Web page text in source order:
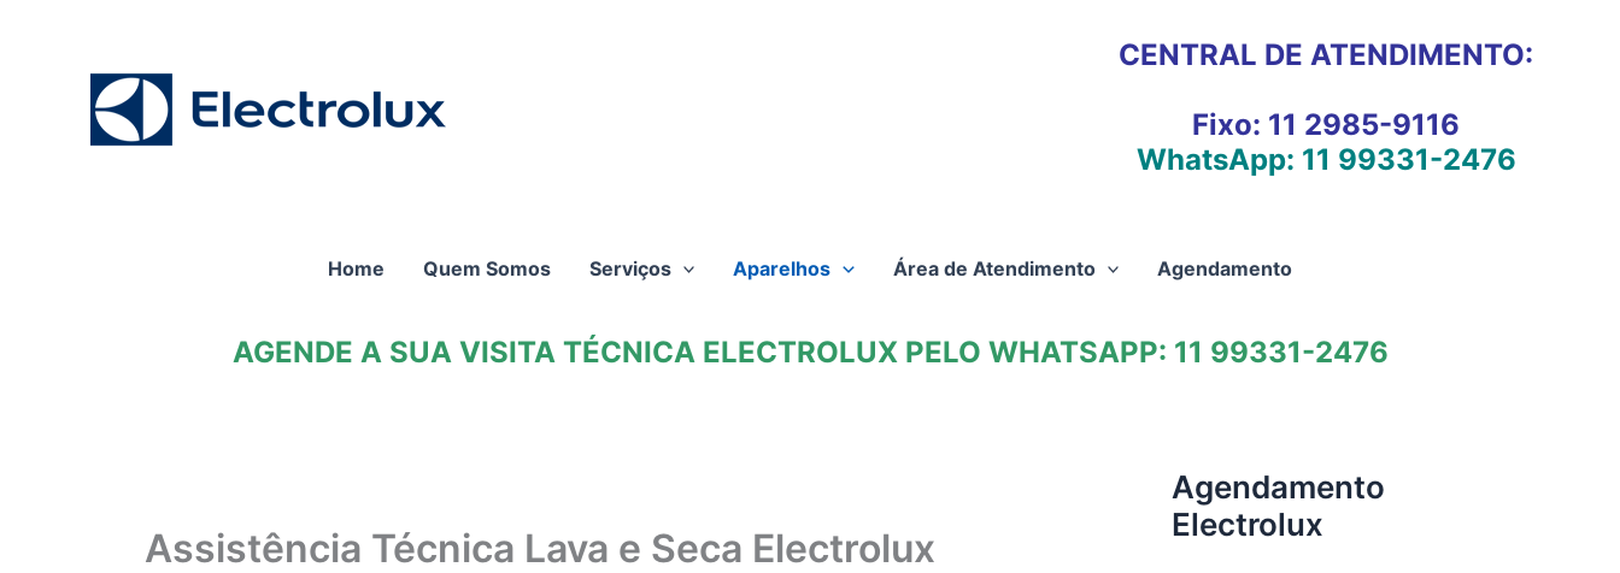
CENTRAL DE ATENDIMENTO:
Fixo: 11 2985-9116
WhatsApp: 11 99331-2476
Home Quem Somos Serviços Aparelhos Área de Atendimento Agendamento
AGENDE A SUA VISITA TÉCNICA ELECTROLUX PELO WHATSAPP: 11 99331-2476
Assistência Técnica Lava e Seca Electrolux
Agendamento
Electrolux